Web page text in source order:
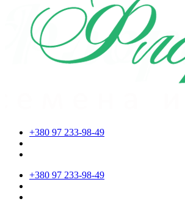
+380 97 233-98-49
+380 97 233-98-49